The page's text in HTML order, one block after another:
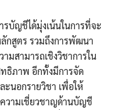
บัญชีได้มุ่งเน้นในการที่จะ
กสูตร รวมถึงการพัฒนา
มสามารถเชิงวิชาการใน
ธิภาพ อีกทั้งมีการจัด
ะนอกรายวิชา เพื่อให้
วามเชี่ยวชาญด้านบัญชี